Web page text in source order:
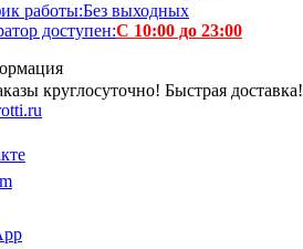
работы:Без выходных
доступен:С 10:00 до 23:00
круглосуточно! Быстрая доставка!